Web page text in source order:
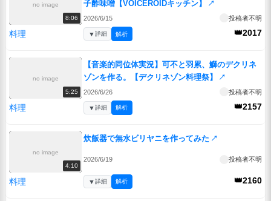
no image
8:06
子酢味噌【VOICEROIDキッチン】
↗
2026/6/15 投稿者不明
料理 👑2017
▼詳細 解析
no image
5:25
【音楽的同位体実況】可不と羽累、鰤のデクリネ
ゾンを作る。【デクリネゾン料理祭】
↗
2026/6/26 投稿者不明
料理 👑2157
▼詳細 解析
no image
4:10
炊飯器で無水ビリヤニを作ってみた ↗
2026/6/19 投稿者不明
料理 👑2160
▼詳細 解析